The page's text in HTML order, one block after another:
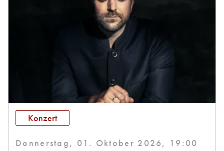
Konzert
Donnerstag, 01. Oktober 2026, 19:00